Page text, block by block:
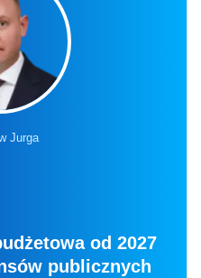
Jurga
od 2027
publicznych